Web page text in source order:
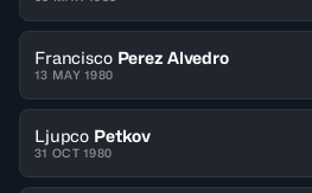
Francisco Perez Alvedro
13 MAY 1980
Ljupco Petkov
31 OCT 1980